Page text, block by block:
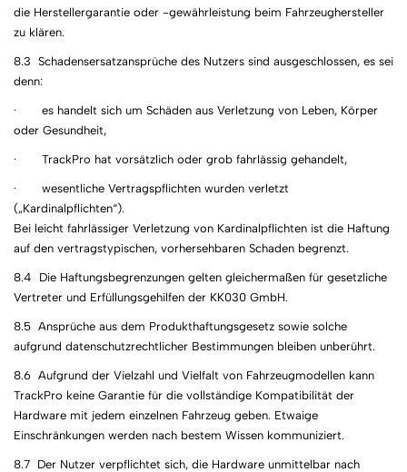
die Herstellergarantie oder -gewährleistung beim Fahrzeughersteller
zu klären.
8.3 Schadensersatzansprüche des Nutzers sind ausgeschlossen, es sei
denn:
· es handelt sich um Schäden aus Verletzung von Leben, Körper
oder Gesundheit,
· TrackPro hat vorsätzlich oder grob fahrlässig gehandelt,
· wesentliche Vertragspflichten wurden verletzt
(„Kardinalpflichten“).
Bei leicht fahrlässiger Verletzung von Kardinalpflichten ist die Haftung
auf den vertragstypischen, vorhersehbaren Schaden begrenzt.
8.4 Die Haftungsbegrenzungen gelten gleichermaßen für gesetzliche
Vertreter und Erfüllungsgehilfen der KK030 GmbH.
8.5 Ansprüche aus dem Produkthaftungsgesetz sowie solche
aufgrund datenschutzrechtlicher Bestimmungen bleiben unberührt.
8.6 Aufgrund der Vielzahl und Vielfalt von Fahrzeugmodellen kann
TrackPro keine Garantie für die vollständige Kompatibilität der
Hardware mit jedem einzelnen Fahrzeug geben. Etwaige
Einschränkungen werden nach bestem Wissen kommuniziert.
8.7 Der Nutzer verpflichtet sich, die Hardware unmittelbar nach